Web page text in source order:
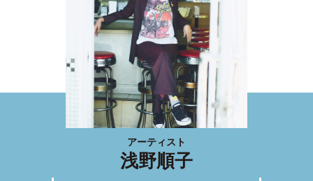
アーティスト
浅野順子